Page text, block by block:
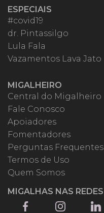
ESPECIAIS
#covid19
dr. Pintassilgo
Lula Fala
Vazamentos Lava Jato
MIGALHEIRO
Central do Migalheiro
Fale Conosco
Apoiadores
Fomentadores
Perguntas Frequentes
Termos de Uso
Quem Somos
MIGALHAS NAS REDES